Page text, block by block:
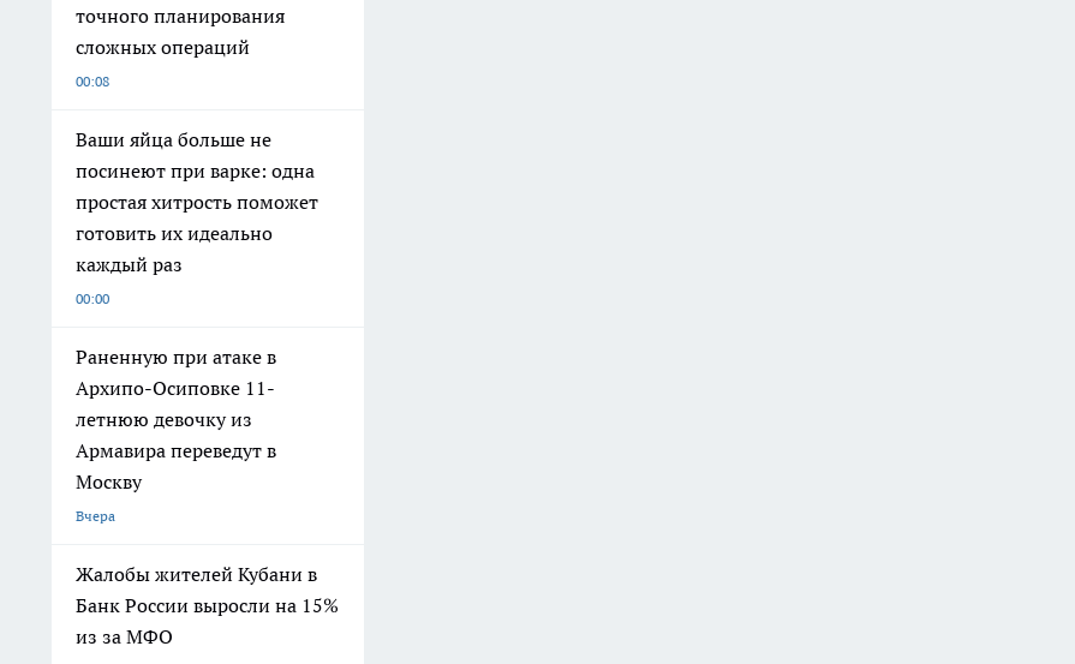
точного планирования
сложных операций
00:08
Ваши яйца больше не
посинеют при варке: одна
простая хитрость поможет
готовить их идеально
каждый раз
00:00
Раненную при атаке в
Архипо-Осиповке 11-
летнюю девочку из
Армавира переведут в
Москву
Вчера
Жалобы жителей Кубани в
Банк России выросли на 15%
из за МФО